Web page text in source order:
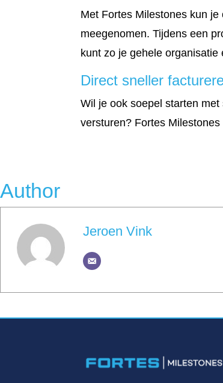
Met Fortes Milestones kun
meegenomen. Tijdens een
kunt zo je gehele organisatie
Direct sneller
Wil je ook soepel starten
versturen? Fortes
Author
Jeroen Vink